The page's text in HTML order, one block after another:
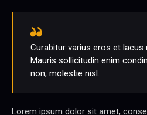
Curabitur varius eros et lacus
Mauris sollicitudin enim
non, molestie nisl.
Lorem ipsum dolor sit amet,